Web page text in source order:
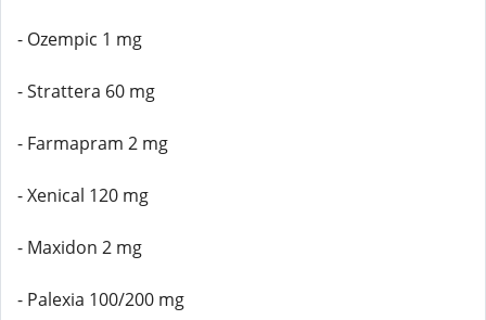
- Ozempic 1 mg
- Strattera 60 mg
- Farmapram 2 mg
- Xenical 120 mg
- Maxidon 2 mg
- Palexia 100/200 mg